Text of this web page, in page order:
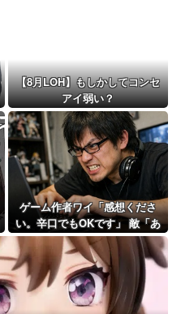
【8月LOH】もしかしてコンセ
アイ弱い？
ゲーム作者ワイ「感想くださ
い。辛口でもOKです」 敵「あ
れがだめ。これがだめ」